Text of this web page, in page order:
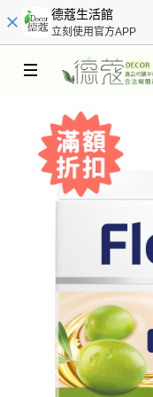
德蔻生活館
立刻使用官方APP